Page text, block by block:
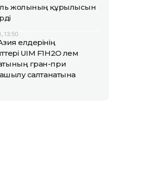
жолының құрылысын
13:50
елдерінің
UIM F1H2O әлем
гран-при
ашылу салтанатына